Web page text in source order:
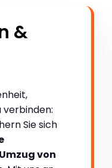
&
verbinden:
Sie sich
von